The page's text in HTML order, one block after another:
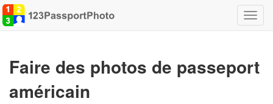
la
Faire des photos de passeport
américain